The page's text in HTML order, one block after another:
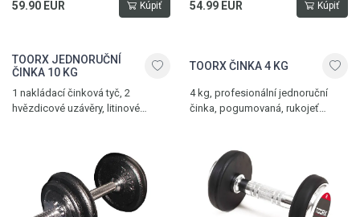
59.90 EUR Kúpiť 54.99 EUR Kúpiť
TOORX JEDNORUČNÍ
ČINKA 10 KG
1 nakládací činková tyč, 2
hvězdicové uzávěry, litinové
TOORX ČINKA 4 KG
4 kg, profesionální jednoruční
činka, pogumovaná, rukojeť